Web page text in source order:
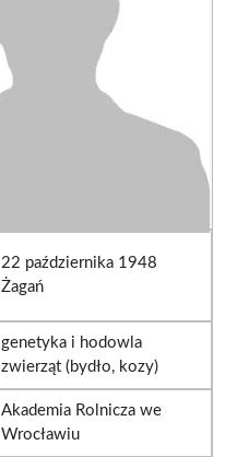
22 października 1948
Żagań
genetyka i hodowla
zwierząt (bydło, kozy)
Akademia Rolnicza we
Wrocławiu